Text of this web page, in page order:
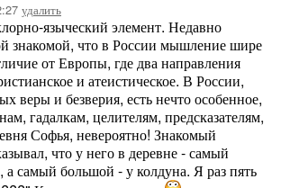
удалить
языческий элемент. Недавно
знакомой, что в России мышление шире
от Европы, где два направления
и атеистическое. В России,
веры и безверия, есть нечто особенное,
гадалкам, целителям, предсказателям,
Софья, невероятно! Знакомый
что у него в деревне - самый
самый большой - у колдуна. Я раз пять